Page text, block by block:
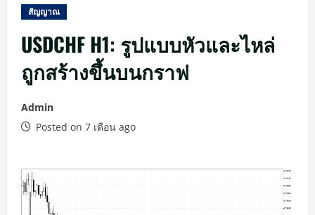
สัญญาณ
USDCHF H1: รูปแบบหัวและไหล่
ถูกสร้างขึ้นบนกราฟ
Admin
Posted on 7 เดือน ago